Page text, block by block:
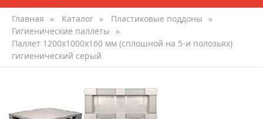
Главная » Каталог » Пластиковые поддоны
»
Гигиенические паллеты
»
Паллет 1200х1000х160 мм (cплошной на 5-и полозьях)
гигиенический серый